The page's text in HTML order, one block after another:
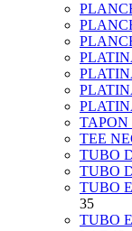
TAPON
TEE
TUBO
TUBO
TUBO
35
TUBO